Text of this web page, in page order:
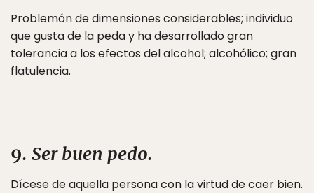
Problemón de dimensiones considerables; individuo
que gusta de la peda y ha desarrollado gran
tolerancia a los efectos del alcohol; alcohólico; gran
flatulencia.
9. Ser buen pedo.
Dícese de aquella persona con la virtud de caer bien.